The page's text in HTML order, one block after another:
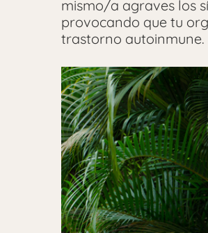
mismo/a agraves los
provocando que tu
trastorno autoinmune.